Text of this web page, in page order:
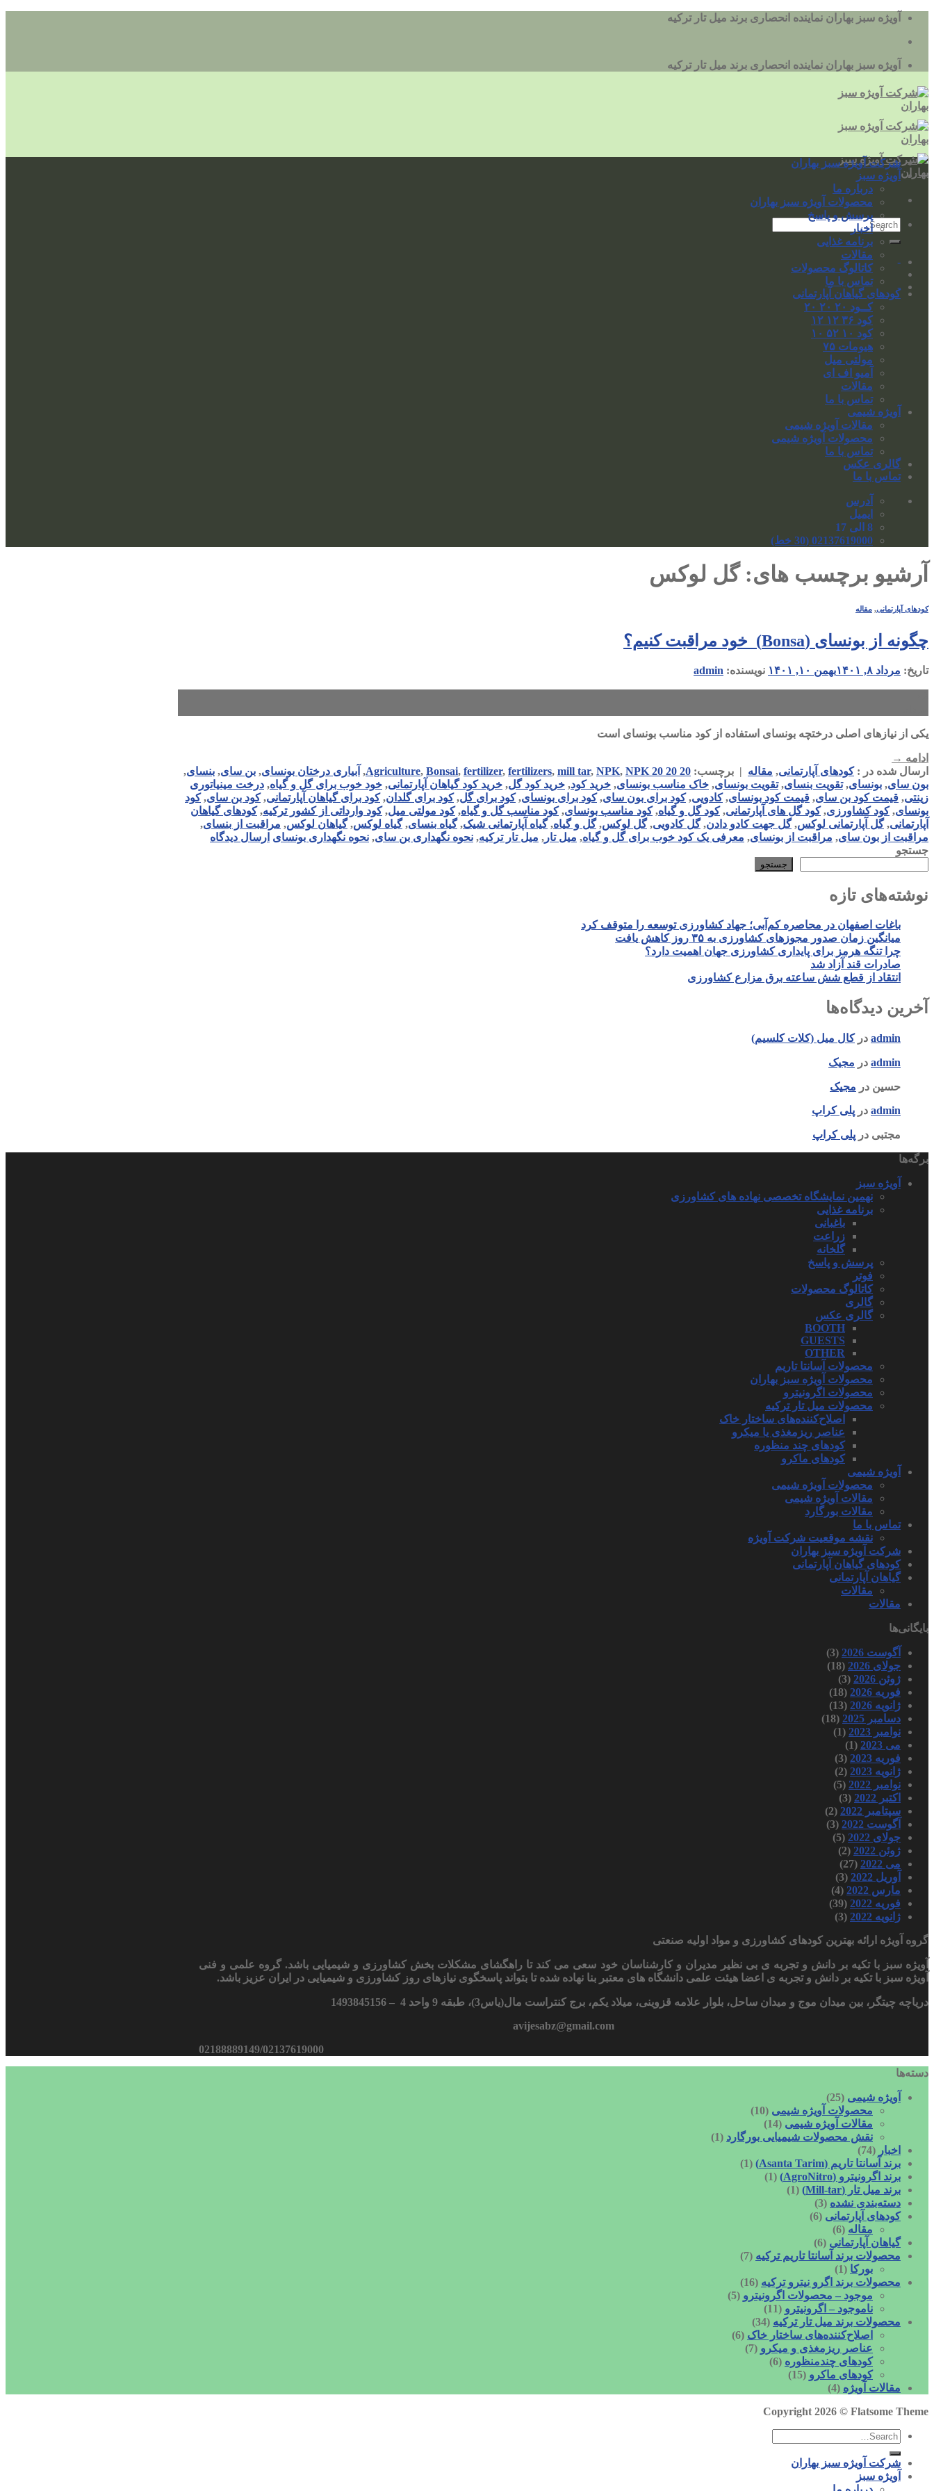
بروید
آویژه سبز بهاران نماینده انحصاری برند میل تار ترکیه
آویژه سبز بهاران نماینده انحصاری برند میل تار ترکیه
-
-
شرکت آویژه سبز بهاران
آویژه سبز
درباره ما
محصولات آویژه سبز بهاران
پرسش و پاسخ
اخبار
برنامه غذایی
مقالات
کاتالوگ محصولات
تماس با ما
کودهای گیاهان آپارتمانی
کــود ۲۰ ۲۰ ۲۰
کود ۳۶ ۱۲ ۱۲
کود ۱۰ ۵۲ ۱۰
هیومات ۷۵
مولتی میل
آمیو اف ای
مقالات
تماس با ما
آویژه شیمی
مقالات آویژه شیمی
محصولات آویژه شیمی
تماس با ما
گالری عکس
تماس با ما
آدرس
ایمیل
8 الی 17
02137619000 (30 خط)
آرشیو برچسب های:گل لوکس
کودهای آپارتمانی, مقاله
چگونه از بونسای (Bonsa) خود مراقبت کنیم؟
تاریخ: مرداد ۸, ۱۴۰۱ بهمن ۱۰, ۱۴۰۱ نویسنده: admin
یکی از نیازهای اصلی درختچه بونسای استفاده از کود مناسب بونسای است
ادامه →
ارسال شده در :کودهای آپارتمانی, مقاله | برچسب: Agriculture, Bonsai, fertilizer, fertilizers, mill tar, NPK, NPK 20 20 20
, آبیاری درختان بونسای, بن سای, بنسای,
بون سای, بونسای,تقویت بنسای,تقویت بونسای, خاک مناسب بونسای, خرید کود, خرید کود گل, خرید کود گیاهان آپارتمانی, خود خوب برای گل و گیاه, درخت مینیاتوری
زینتی, قیمت کود بن سای, قیمت کود بونسای,کادویی,کود برای بون سای,کود برای بونسای,کود برای گل,کود برای گلدان,کود برای گیاهان آپارتمانی,کود بن سای,کود
بونسای,کود کشاورزی,کود گل های آپارتمانی,کود گل و گیاه,کود مناسب بونسای,کود مناسب گل و گیاه,کود مولتی میل,کود وارداتی از کشور ترکیه,کودهای گیاهان
آپارتمانی,گل آپارتمانی لوکس,گل جهت کادو دادن,گل کادویی,گل لوکس,گل و گیاه,گیاه آپارتمانی شیک,گیاه بنسای,گیاه لوکس,گیاهان لوکس, مراقبت از بنسای,
مراقبت از بون سای, مراقبت از بونسای, معرفی یک کود خوب برای گل و گیاه, میل تار , میل تار ترکیه, نحوه نگهداری بن سای, نحوه نگهداری بونسای ارسال دیدگاه
جستجو
جستجو
نوشته‌های تازه
باغات اصفهان در محاصره کم‌آبی؛ جهاد کشاورزی توسعه را متوقف کرد
میانگین زمان صدور مجوزهای کشاورزی به ۳۵ روز کاهش یافت
چرا تنگه هرمز برای پایداری کشاورزی جهان اهمیت دارد؟
صادرات قند آزاد شد
انتقاد از قطع شش ساعته برق مزارع کشاورزی
آخرین دیدگاه‌ها
admin درکال میل (کلات کلسیم)
admin در مجیک
حسین در مجیک
admin در پلی کراپ
مجتبی در پلی کراپ
برگه‌ها
آویژه سبز
نهمین نمایشگاه تخصصی نهاده های کشاورزی
برنامه غذایی
باغبانی
زراعت
گلخانه
پرسش و پاسخ
فوتر
کاتالوگ محصولات
گالری
گالری عکس
BOOTH
GUESTS
OTHER
محصولات آسانتا تاریم
محصولات آویژه سبز بهاران
محصولات اگرونیترو
محصولات میل تار ترکیه
اصلاح‌کننده‌های ساختار خاک
عناصر ریزمغذی یا میکرو
کودهای چند منظوره
کودهای ماکرو
آویژه شیمی
محصولات آویژه شیمی
مقالات آویژه شیمی
مقالات بورگارد
تماس با ما
نقشه موقعیت شرکت آویژه
شرکت آویژه سبز بهاران
کودهای گیاهان آپارتمانی
گیاهان آپارتمانی
مقالات
مقالات
بایگانی‌ها
آگوست 2026
(3)
جولای 2026
(18)
ژوئن 2026
(3)
فوریه 2026
(18)
ژانویه 2026
(13)
دسامبر 2025
(18)
نوامبر 2023
(1)
می 2023
(1)
فوریه 2023
(3)
ژانویه 2023
(2)
نوامبر 2022
(5)
اکتبر 2022
(3)
سپتامبر 2022
(2)
آگوست 2022
(3)
جولای 2022
(5)
ژوئن 2022
(2)
می 2022
(27)
آوریل 2022
(3)
مارس 2022
(4)
فوریه 2022
(39)
ژانویه 2022
(3)
گروه آویژه ارائه بهترین کودهای کشاورزی و مواد اولیه صنعتی
آویژه سبز با تکیه بر دانش و تجربه ی بی نظیر مدیران و کارشناسان خود سعی می کند تا راهگشای مشکلات بخش کشاورزی و شیمیایی باشد. گروه علمی و فنی
آویژه سبز با تکیه بر دانش و تجربه ی اعضا هیئت علمی دانشگاه های معتبر بنا نهاده شده تا بتواند پاسخگوی نیازهای روز کشاورزی و شیمیایی در ایران عزیز باشد.
دریاچه چیتگر، بین میدان موج و میدان ساحل، بلوار علامه قزوینی، میلاد یکم، برج کنتراست مال(یاس3)، طبقه 9 واحد 4 – 1493845156
avijesabz@gmail.com
02188889149/02137619000
دسته‌ها
آویژه شیمی (25)
محصولات آویژه شیمی (10)
مقالات آویژه شیمی (14)
نقش محصولات شیمیایی بورگارد (1)
اخبار (74)
برند آسانتا تاریم (Asanta Tarim)
(1)
برند اگرونیترو (AgroNitro)
(1)
برند میل تار (Mill-tar)
(1)
دسته‌بندی نشده (3)
کودهای آپارتمانی (6)
مقاله (6)
گیاهان آپارتمانی (6)
محصولات برند آسانتا تاریم ترکیه (7)
بورکا (1)
محصولات برند اگرو نیترو ترکیه (16)
موجود – محصولات اگرونیترو (5)
ناموجود – اگرونیترو (11)
محصولات برند میل تار ترکیه (34)
اصلاح‌کننده‌های ساختار خاک (6)
عناصر ریزمغذی و میکرو (7)
کودهای چندمنظوره (6)
کودهای ماکرو (15)
مقالات آویژه (4)
Copyright 2026 © Flatsome Theme
شرکت آویژه سبز بهاران
آویژه سبز